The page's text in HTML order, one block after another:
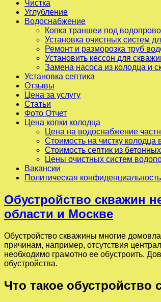
Чистка
Углубление
Водоснабжение
Копка траншеи под
Установка очистных систем
Ремонт и разморозка труб
Установить кессон для
Замена насоса из колодца и
Установка септика
Отзывы
Цена за услугу
Статьи
Фото Отчет
Цена копки колодца
Цена на водоснабжение
Стоимость на чистку
Стоимость септик из
Цены очистных систем
Вакансии
Политическая конфиденциальность
Обустройство скважин
области и Москве
Обустройство скважины многие
причинам, например, отсутствия
необходимо грамотно ее обустроить.
обустройства.
Что такое